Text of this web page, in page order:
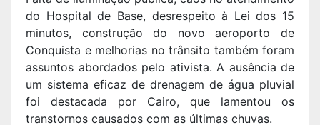
do Hospital de Base, desrespeito à Lei dos 15
minutos, construção do novo aeroporto de
Conquista e melhorias no trânsito também foram
assuntos abordados pelo ativista. A ausência de
um sistema eficaz de drenagem de água pluvial
foi destacada por Cairo, que lamentou os
transtornos causados com as últimas chuvas.